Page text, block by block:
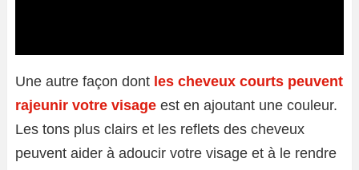
Une autre façon dont les cheveux courts peuvent
rajeunir votre visage est en ajoutant une couleur.
Les tons plus clairs et les reflets des cheveux
peuvent aider à adoucir votre visage et à le rendre